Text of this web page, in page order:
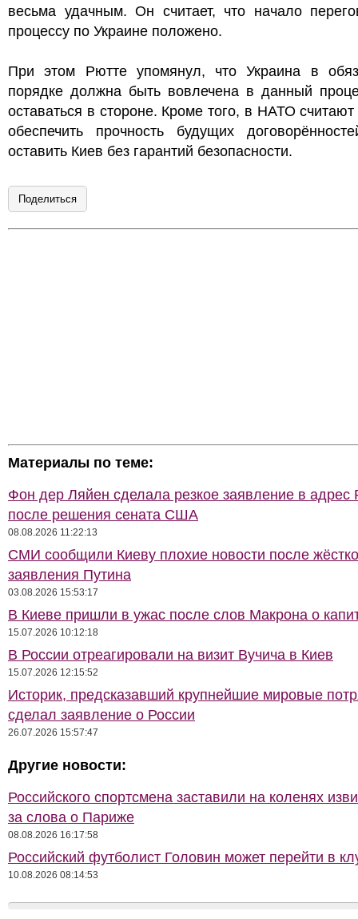
весьма удачным. Он считает, что начало
процессу по Украине положено.
При этом Рютте упомянул, что Украина в
порядке должна быть вовлечена в данный
оставаться в стороне. Кроме того, в НАТО
обеспечить прочность будущих
оставить Киев без гарантий безопасности.
Поделиться
Материалы по теме:
Фон дер Ляйен сделала резкое заявление в адрес
после решения сената США
08.08.2026 11:22:13
СМИ сообщили Киеву плохие новости после
заявления Путина
03.08.2026 15:53:17
В Киеве пришли в ужас после слов Макрона о
15.07.2026 10:12:18
В России отреагировали на визит Вучича в Киев
15.07.2026 12:15:52
Историк, предсказавший крупнейшие мировые
сделал заявление о России
26.07.2026 15:57:47
Другие новости:
Российского спортсмена заставили на коленях
за слова о Париже
08.08.2026 16:17:58
Российский футболист Головин может перейти в
10.08.2026 08:14:53